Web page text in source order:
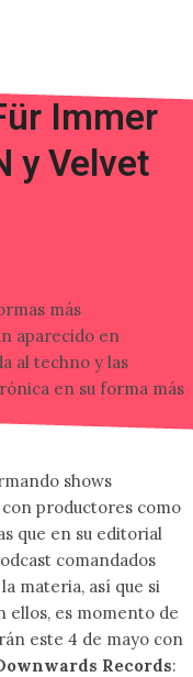
Immer
y Velvet
más
aparecido en
al techno y las
en su forma más
shows
productores como
que en su editorial
comandados
materia, así que si
ellos, es momento de
este 4 de mayo con
Records: